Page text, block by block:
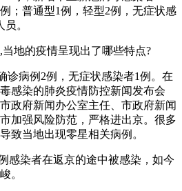
；普通型1例，轻型2例，无症状感
。
地的疫情呈现出了哪些特点?
诊病例2例，无症状感染者1例。在
感染的肺炎疫情防控新闻发布会
政府新闻办公室主任、市政府新闻
加强风险防范，严格进出京。很多
致当地出现零星相关病例。
感染者在返京的途中被感染，如今
。